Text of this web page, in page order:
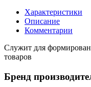
Характеристики
Описание
Комментарии
Служит для
товаров
Бренд